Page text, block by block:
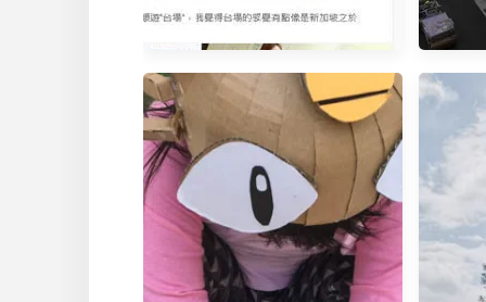
20150720奇摩首頁
第一